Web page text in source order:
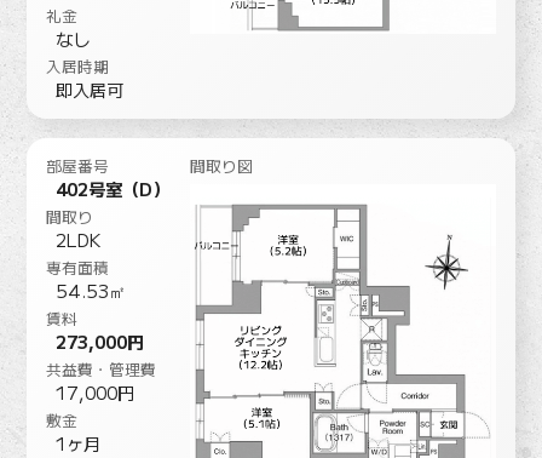
礼金
なし
入居時期
即入居可
部屋番号
402号室（D）
間取り
2LDK
専有面積
54.53㎡
賃料
273,000円
共益費・管理費
17,000円
敷金
1ヶ月
間取り図